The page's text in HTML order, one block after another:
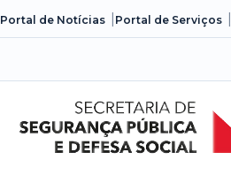
Portal de Notícias Portal de Serviços